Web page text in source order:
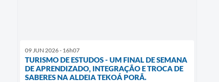
09 JUN 2026 - 16h07
TURISMO DE ESTUDOS - UM FINAL DE SEMANA
DE APRENDIZADO, INTEGRAÇÃO E TROCA DE
SABERES NA ALDEIA TEKOÁ PORÃ.